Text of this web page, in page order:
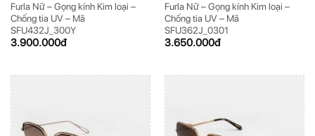
Furla Nữ – Gọng kính Kim loại –
Chống tia UV – Mã
SFU432J_300Y
3.900.000đ
Furla Nữ – Gọng kính Kim loại –
Chống tia UV – Mã
SFU362J_0301
3.650.000đ